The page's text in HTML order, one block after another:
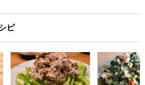
ピ